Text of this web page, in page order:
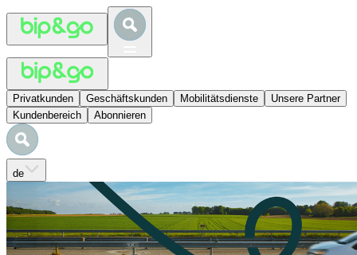
Privatkunden Geschäftskunden Mobilitätsdienste
Unsere Partner
Kundenbereich
Abonnieren
de